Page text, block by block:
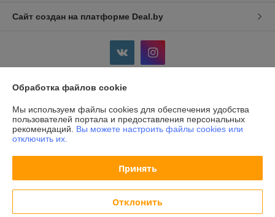
Сайт создан на платформе Deal.by
Индивидуальный предприниматель:ИП Дершлекас Виктор
Викторович
г. Гродно, ул. Ожешко, д.49, кв. 2.
Регистрационный номер ЕГР: 500486711
Регистрационный орган: Администрация Ленинского р-на г.Гродно
Дата регистрации компании: 27.11.2000
Обработка файлов cookie
Мы используем файлы cookies для обеспечения удобства
пользователей портала и предоставления персональных
рекомендаций. Вы можете настроить файлы cookies или
отключить их.
Принять
Отклонить